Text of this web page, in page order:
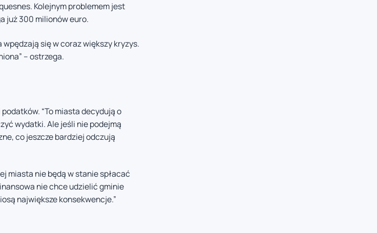
Kolejnym problemem jest
już 300 milionów euro.
wpędzają się w coraz większy kryzys.
– ostrzega.
“To miasta decydują o
wydatki. Ale jeśli nie podejmą
co jeszcze bardziej odczują
miasta nie będą w stanie spłacać
nie chce udzielić gminie
największe konsekwencje.”